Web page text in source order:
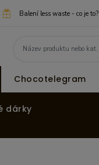
Balení less waste - co je to?
Chocotelegram
dárky